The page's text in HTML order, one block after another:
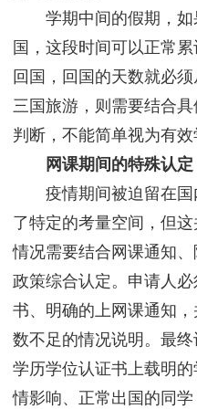
学期中间的假期，如
国，这段时间可以正常
回国，回国的天数就必
三国旅游，则需要结合
判断，不能简单视为有效
网课期间的特殊认定
疫情期间被迫留在国
了特定的考量空间，但
情况需要结合网课通知
政策综合认定。申请人
书、明确的上网课通知
数不足的情况说明。最
学历学位认证书上载明
情影响、正常出国的同